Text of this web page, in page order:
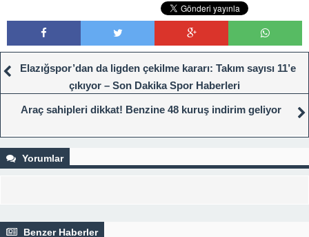
Elazığspor’dan da ligden çekilme kararı: Takım sayısı 11’e
çıkıyor – Son Dakika Spor Haberleri
Araç sahipleri dikkat! Benzine 48 kuruş indirim geliyor
Yorumlar
Benzer Haberler